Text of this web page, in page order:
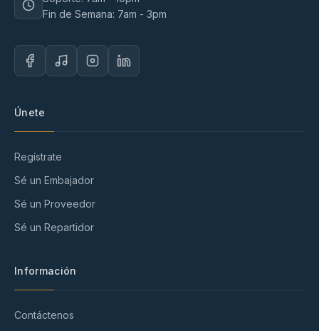
Fin de Semana: 7am - 3pm
Únete
Regístrate
Sé un Embajador
Sé un Proveedor
Sé un Repartidor
Información
Contáctenos